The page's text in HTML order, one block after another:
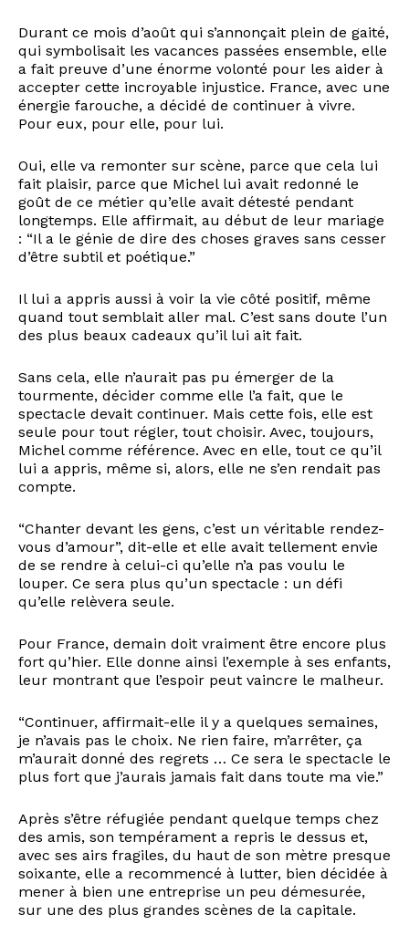
Durant ce mois d’août qui s’annonçait plein de gaité,
qui symbolisait les vacances passées ensemble, elle
a fait preuve d’une énorme volonté pour les aider à
accepter cette incroyable injustice. France, avec une
énergie farouche, a décidé de continuer à vivre.
Pour eux, pour elle, pour lui.
Oui, elle va remonter sur scène, parce que cela lui
fait plaisir, parce que Michel lui avait redonné le
goût de ce métier qu’elle avait détesté pendant
longtemps. Elle affirmait, au début de leur mariage
: “Il a le génie de dire des choses graves sans cesser
d’être subtil et poétique.”
Il lui a appris aussi à voir la vie côté positif, même
quand tout semblait aller mal. C’est sans doute l’un
des plus beaux cadeaux qu’il lui ait fait.
Sans cela, elle n’aurait pas pu émerger de la
tourmente, décider comme elle l’a fait, que le
spectacle devait continuer. Mais cette fois, elle est
seule pour tout régler, tout choisir. Avec, toujours,
Michel comme référence. Avec en elle, tout ce qu’il
lui a appris, même si, alors, elle ne s’en rendait pas
compte.
“Chanter devant les gens, c’est un véritable rendez-
vous d’amour”, dit-elle et elle avait tellement envie
de se rendre à celui-ci qu’elle n’a pas voulu le
louper. Ce sera plus qu’un spectacle : un défi
qu’elle relèvera seule.
Pour France, demain doit vraiment être encore plus
fort qu’hier. Elle donne ainsi l’exemple à ses enfants,
leur montrant que l’espoir peut vaincre le malheur.
“Continuer, affirmait-elle il y a quelques semaines,
je n’avais pas le choix. Ne rien faire, m’arrêter, ça
m’aurait donné des regrets … Ce sera le spectacle le
plus fort que j’aurais jamais fait dans toute ma vie.”
Après s’être réfugiée pendant quelque temps chez
des amis, son tempérament a repris le dessus et,
avec ses airs fragiles, du haut de son mètre presque
soixante, elle a recommencé à lutter, bien décidée à
mener à bien une entreprise un peu démesurée,
sur une des plus grandes scènes de la capitale.